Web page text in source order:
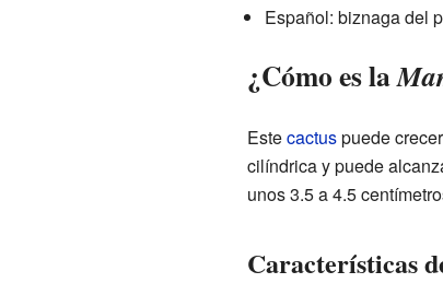
Español: biznaga del
¿Cómo es la
Estecactuspuede
cilíndrica y puede
unos 3.5 a 4.5
Características